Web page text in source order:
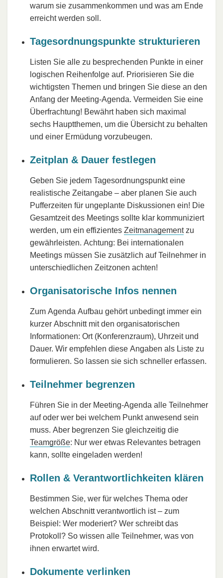
warum sie zusammenkommen und was am Ende
erreicht werden soll.
Tagesordnungspunkte strukturieren
Listen Sie alle zu besprechenden Punkte in einer
logischen Reihenfolge auf. Priorisieren Sie die
wichtigsten Themen und bringen Sie diese an den
Anfang der Meeting-Agenda. Vermeiden Sie eine
Überfrachtung! Bewährt haben sich maximal
sechs Hauptthemen, um die Übersicht zu behalten
und einer Ermüdung vorzubeugen.
Zeitplan & Dauer festlegen
Geben Sie jedem Tagesordnungspunkt eine
realistische Zeitangabe – aber planen Sie auch
Pufferzeiten für ungeplante Diskussionen ein! Die
Gesamtzeit des Meetings sollte klar kommuniziert
werden, um ein effizientes Zeitmanagementzu
gewährleisten. Achtung: Bei internationalen
Meetings müssen Sie zusätzlich auf Teilnehmer in
unterschiedlichen Zeitzonen achten!
Organisatorische Infos nennen
Zum Agenda Aufbau gehört unbedingt immer ein
kurzer Abschnitt mit den organisatorischen
Informationen: Ort (Konferenzraum), Uhrzeit und
Dauer. Wir empfehlen diese Angaben als Liste zu
formulieren. So lassen sie sich schneller erfassen.
Teilnehmer begrenzen
Führen Sie in der Meeting-Agenda alle Teilnehmer
auf oder wer bei welchem Punkt anwesend sein
muss. Aber begrenzen Sie gleichzeitig die
Teamgröße: Nur wer etwas Relevantes betragen
kann, sollte eingeladen werden!
Rollen & Verantwortlichkeiten klären
Bestimmen Sie, wer für welches Thema oder
welchen Abschnitt verantwortlich ist – zum
Beispiel: Wer moderiert? Wer schreibt das
Protokoll? So wissen alle Teilnehmer, was von
ihnen erwartet wird.
Dokumente verlinken